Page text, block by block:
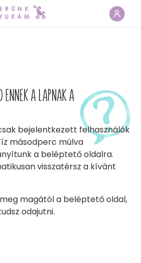
ENNEK A LAPNAK A
bejelentkezett felhasználók
másodperc múlva
a beléptető oldalra.
visszatérsz a kívánt
magától a beléptető oldal,
odajutni.